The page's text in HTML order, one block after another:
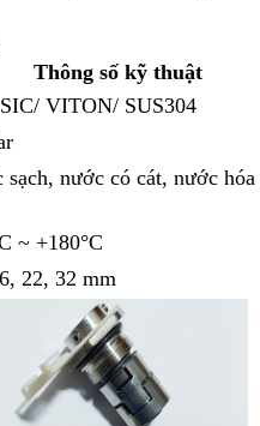
Thông số kỹ thuật
VITON/ SUS304
sạch, nước có cát, nước hóa
~ +180°C
22, 32 mm